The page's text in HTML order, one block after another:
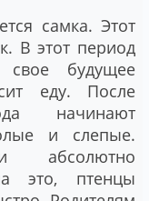
самка. Этот
В этот период
будущее
еду. После
начинают
и слепые.
абсолютно
это, птенцы